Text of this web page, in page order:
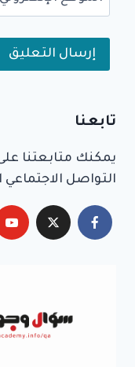
تابعنا
يمكنك متابعتنا
التواصل الاجتماعي